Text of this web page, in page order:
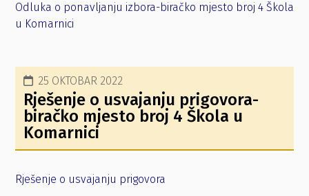
Odluka o ponavljanju izbora-biračko mjesto broj 4 Škola
u Komarnici
25 OKTOBAR 2022
Rješenje o usvajanju prigovora-
biračko mjesto broj 4 Škola u
Komarnici
Rješenje o usvajanju prigovora